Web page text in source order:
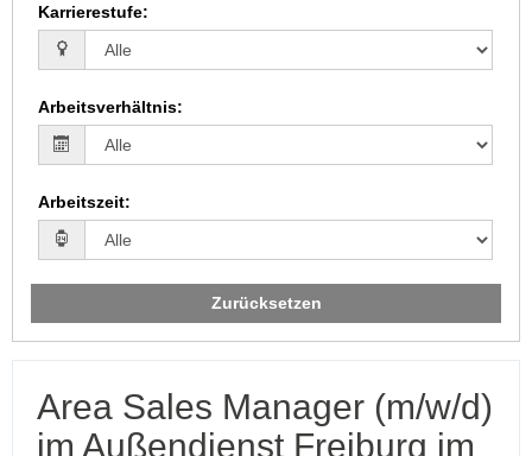
Karrierestufe:
Arbeitsverhältnis:
Arbeitszeit:
Zurücksetzen
Area Sales Manager (m/w/d)
im Außendienst Freiburg im